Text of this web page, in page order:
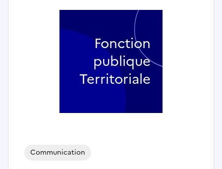
Communication
Fonction
publique
Territoriale